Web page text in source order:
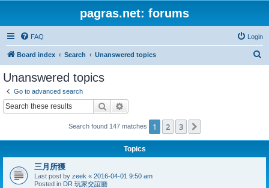
pagras.net: forums
FAQ Login
Board index Search Unanswered topics
Unanswered topics
Go to advanced search
Search
Search found 147 matches 1 2 3
Topics
三月所獲
Last post by zeek « 2016-04-01 9:50 am
Posted in DR 玩家交誼廳